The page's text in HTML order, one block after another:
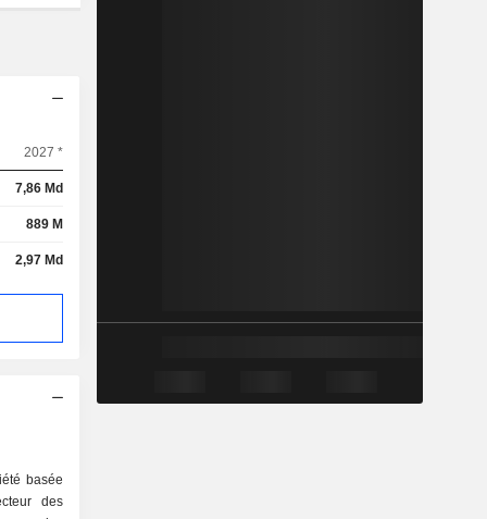
2027 *
7,86 Md
889 M
2,97 Md
basée
des